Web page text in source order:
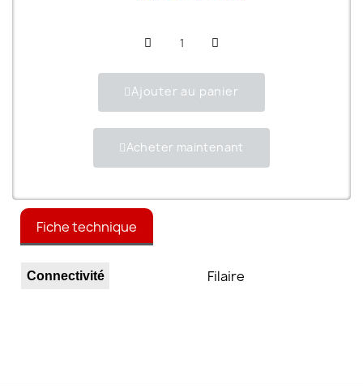
Ajouter au panier
Acheter maintenant
Fiche technique
Connectivité Filaire